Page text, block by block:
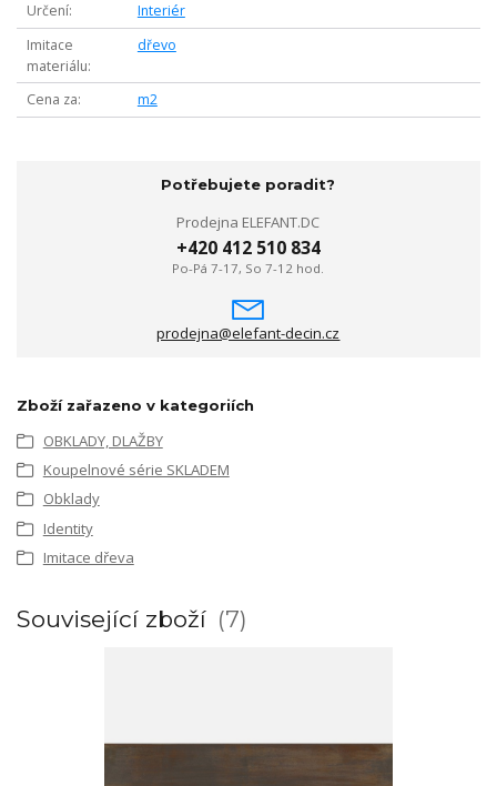
Určení
Interiér
Imitace
materiálu
dřevo
Cena za m2
Potřebujete poradit?
Prodejna ELEFANT.DC
+420 412 510 834
Po-Pá 7-17, So 7-12 hod.
prodejna@elefant-decin.cz
Zboží zařazeno v kategoriích
OBKLADY, DLAŽBY
Koupelnové série SKLADEM
Obklady
Identity
Imitace dřeva
Související zboží 7